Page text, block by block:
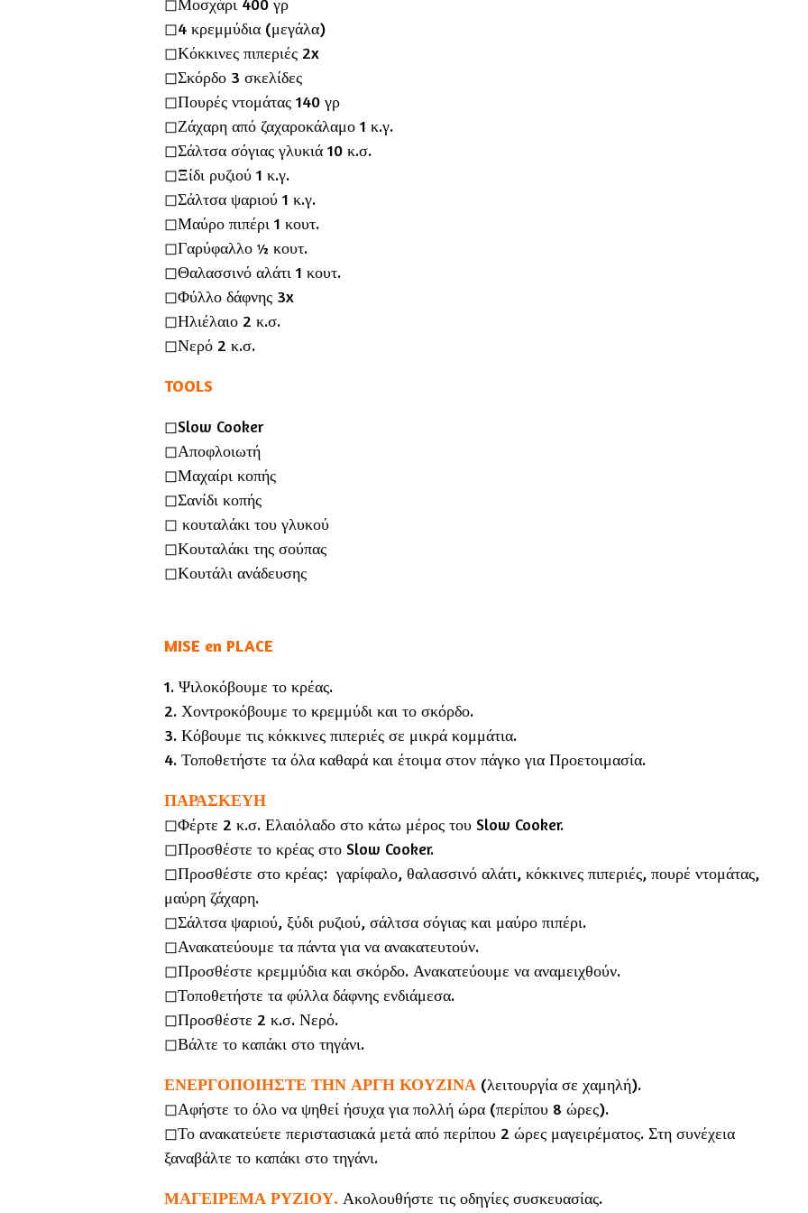
◻︎4 κρεμμύδια (μεγάλα)
◻︎Κόκκινες πιπεριές 2x
◻︎Σκόρδο 3 σκελίδες
◻︎Πουρές ντομάτας 140 γρ
◻︎Ζάχαρη από ζαχαροκάλαμο 1 κ.γ.
◻︎Σάλτσα σόγιας γλυκιά 10 κ.σ.
◻︎Ξίδι ρυζιού 1 κ.γ.
◻︎Σάλτσα ψαριού 1 κ.γ.
◻︎Μαύρο πιπέρι 1 κουτ.
◻︎Γαρύφαλλο ½ κουτ.
◻︎Θαλασσινό αλάτι 1 κουτ.
◻︎Φύλλο δάφνης 3x
◻︎Ηλιέλαιο 2 κ.σ.
◻︎Νερό 2 κ.σ.
TOOLS
◻︎Slow Cooker
◻︎Αποφλοιωτή
◻︎Μαχαίρι κοπής
◻︎Σανίδι κοπής
◻︎ κουταλάκι του γλυκού
◻︎Κουταλάκι της σούπας
◻︎Κουτάλι ανάδευσης
MISE en PLACE
1. Ψιλοκόβουμε το κρέας.
2. Χοντροκόβουμε το κρεμμύδι και το σκόρδο.
3. Κόβουμε τις κόκκινες πιπεριές σε μικρά κομμάτια.
4. Τοποθετήστε τα όλα καθαρά και έτοιμα στον πάγκο για Προετοιμασία.
ΠΑΡΑΣΚΕΥΗ
◻︎Φέρτε 2 κ.σ. Ελαιόλαδο στο κάτω μέρος του Slow Cooker.
◻︎Προσθέστε το κρέας στο Slow Cooker.
◻︎Προσθέστε στο κρέας: γαρίφαλο, θαλασσινό αλάτι, κόκκινες πιπεριές, πουρέ ντομάτας,
μαύρη ζάχαρη.
◻︎Σάλτσα ψαριού, ξύδι ρυζιού, σάλτσα σόγιας και μαύρο πιπέρι.
◻︎Ανακατεύουμε τα πάντα για να ανακατευτούν.
◻︎Προσθέστε κρεμμύδια και σκόρδο. Ανακατεύουμε να αναμειχθούν.
◻︎Τοποθετήστε τα φύλλα δάφνης ενδιάμεσα.
◻︎Προσθέστε 2 κ.σ. Νερό.
◻︎Βάλτε το καπάκι στο τηγάνι.
ΕΝΕΡΓΟΠΟΙΗΣΤΕ ΤΗΝ ΑΡΓΗ ΚΟΥΖΙΝΑ (λειτουργία σε χαμηλή).
◻︎Αφήστε το όλο να ψηθεί ήσυχα για πολλή ώρα (περίπου 8 ώρες).
◻︎Το ανακατεύετε περιστασιακά μετά από περίπου 2 ώρες μαγειρέματος. Στη συνέχεια
ξαναβάλτε το καπάκι στο τηγάνι.
ΜΑΓΕΙΡΕΜΑ ΡΥΖΙΟΥ. Ακολουθήστε τις οδηγίες συσκευασίας.